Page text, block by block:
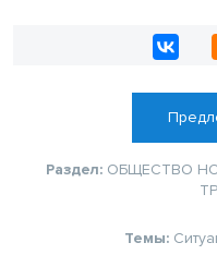
Раздел: ОБЩЕСТВО
Темы: